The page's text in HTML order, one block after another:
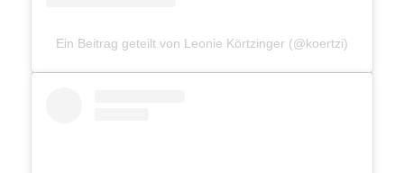
Ein Beitrag geteilt von Leonie Körtzinger (@koertzi)